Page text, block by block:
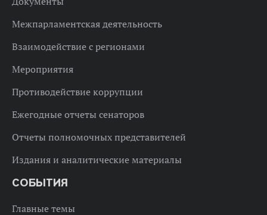
Межпарламентская деятельность
Взаимодействие с регионами
Мероприятия
Противодействие коррупции
Ежегодные отчеты сенаторов
Отчеты полномочных представителей
Издания и аналитические материалы
СОБЫТИЯ
Главные темы